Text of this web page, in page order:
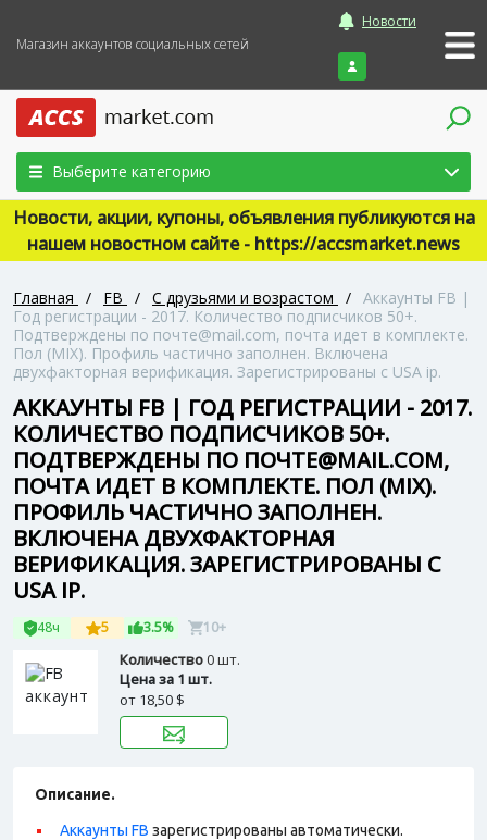
Магазин аккаунтов социальных сетей
Новости
Войти
Выберите категорию
Новости, акции, купоны, объявления публикуются на
нашем новостном сайте - https://accsmarket.news
Главная / FB / С друзьями и возрастом / Аккаунты FB |
Год регистрации - 2017. Количество подписчиков 50+.
Подтверждены по почте@mail.com, почта идет в комплекте.
Пол (MIX). Профиль частично заполнен. Включена
двухфакторная верификация. Зарегистрированы с USA ip.
АККАУНТЫ FB | ГОД РЕГИСТРАЦИИ - 2017.
КОЛИЧЕСТВО ПОДПИСЧИКОВ 50+.
ПОДТВЕРЖДЕНЫ ПО ПОЧТЕ@MAIL.COM,
ПОЧТА ИДЕТ В КОМПЛЕКТЕ. ПОЛ (MIX).
ПРОФИЛЬ ЧАСТИЧНО ЗАПОЛНЕН.
ВКЛЮЧЕНА ДВУХФАКТОРНАЯ
ВЕРИФИКАЦИЯ. ЗАРЕГИСТРИРОВАНЫ С
USA IP.
48ч 5 3.5% 10+
Количество0 шт.
Цена за 1 шт.
от 18,50 $
Описание.
Аккаунты FB зарегистрированы автоматически.